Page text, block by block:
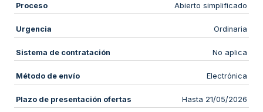
Proceso Abierto simplificado
Urgencia Ordinaria
Sistema de contratación No aplica
Método de envío Electrónica
Plazo de presentación ofertas Hasta 21/05/2026